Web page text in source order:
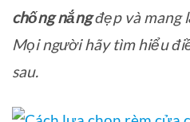
chống nắngđẹp và mang
Mọi người hãy tìm hiểu
sau.